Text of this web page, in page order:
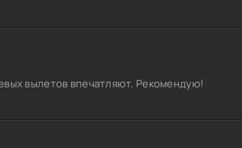
вылетов впечатляют. Рекомендую!